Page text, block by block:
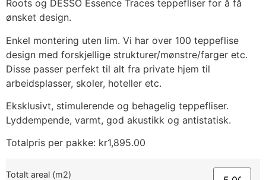
Roots og DESSO Essence Traces teppefliser for å få
ønsket design.
Enkel montering uten lim. Vi har over 100 teppeflise
design med forskjellige strukturer/mønstre/farger etc.
Disse passer perfekt til alt fra private hjem til
arbeidsplasser, skoler, hoteller etc.
Eksklusivt, stimulerende og behagelig teppefliser.
Lyddempende, varmt, god akustikk og antistatisk.
Totalpris per pakke: kr1,895.00
Totalt areal (m2)